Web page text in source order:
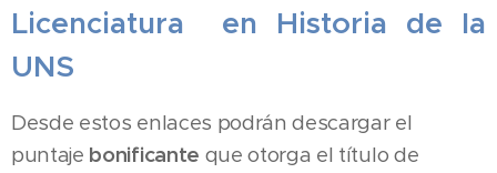
Licenciatura en Historia de la
UNS
Desde estos enlaces podrán descargar el
puntaje bonificante que otorga el título de